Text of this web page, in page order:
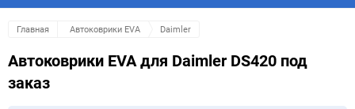
Главная Автоковрики EVA Daimler
Автоковрики EVA для Daimler DS420 под
заказ